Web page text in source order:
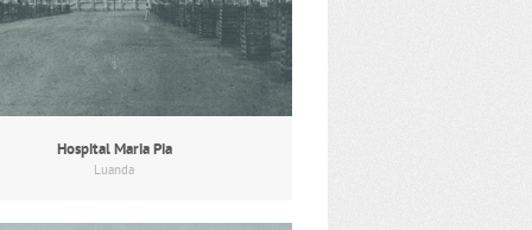
Hospital Maria Pia
Luanda